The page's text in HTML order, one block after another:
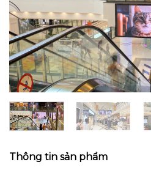
Thông tin sản phẩm